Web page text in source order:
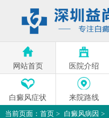
网站首页 医院介绍
白癜风症状 来院路线
当前页面： 首页 > 白癜风病因 >